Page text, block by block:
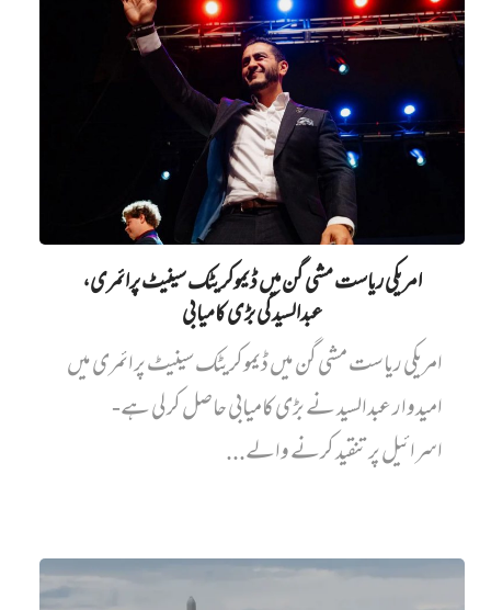
امریکی ریاست مشی گن میں ڈیموکریٹک سینیٹ پرائمری،
عبدالسید کی بڑی کامیابی
امریکی ریاست مشی گن میں ڈیموکریٹک سینیٹ پرائمری میں‌
امیدوار عبدالسید نے بڑی کامیابی حاصل کر لی ہے-
اسرائیل پر تنقید کرنے والے...